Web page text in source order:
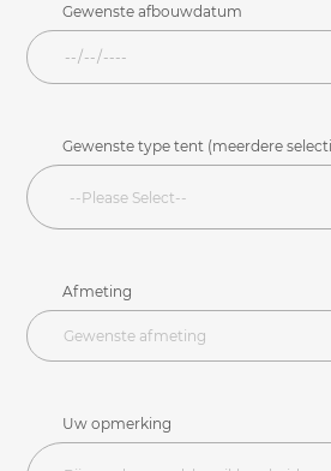
Gewenste afbouwdatum
Gewenste type tent (meerdere
Afmeting
Uw opmerking